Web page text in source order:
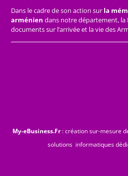
Dans le cadre de son action sur la
arménien dans notre département, la
documents sur l’arrivée et la vie des
My-eBusiness.Fr: création sur-mesure
solutions informatiques